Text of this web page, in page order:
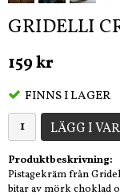
GRIDELLI
159 kr
FINNS I LAGER
LÄGG I
Produktbeskrivning:
Pistagekräm från
bitar av mörk choklad